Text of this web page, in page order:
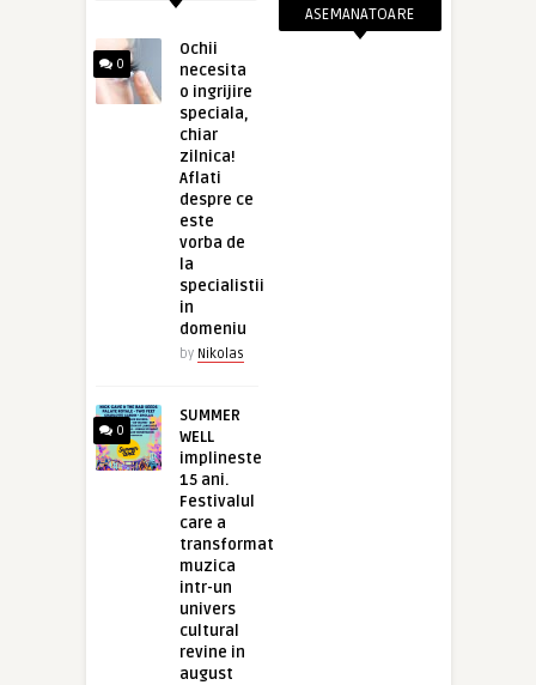
0
Ochii
necesita
o ingrijire
speciala,
chiar
zilnica!
Aflati
despre ce
este
vorba de
la
specialistii
in
domeniu
by Nikolas
0
SUMMER
WELL
implineste
15 ani.
Festivalul
care a
transformat
muzica
intr-un
univers
cultural
revine in
august
ASEMANATOARE